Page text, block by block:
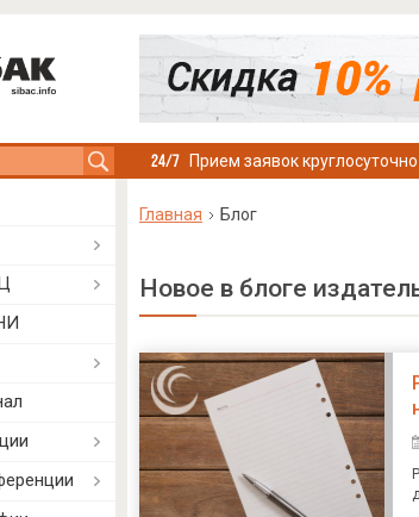
Прием заявок круглосуточно
Главная Блог
Новое в блоге